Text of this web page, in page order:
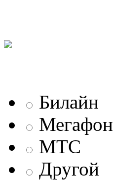
Билайн
Мегафон
МТС
Другой